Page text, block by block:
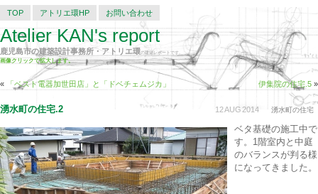
TOP アトリエ環HP お問い合わせ
Atelier KAN's report
鹿児島市の建築設計事務所・アトリエ環の建築レポートです。
画像クリックで拡大します。
« 「ベスト電器加世田店」と「ドベチェムジカ」 伊集院の住宅.5 »
12AUG2014 湧水町の住宅
湧水町の住宅.2
ベタ基礎の施工中で
す。1階室内と中庭
のバランスが判る様
になってきました。